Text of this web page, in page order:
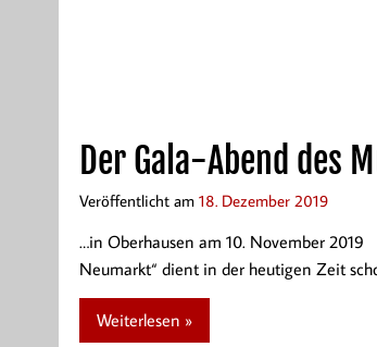
Der Gala-Abend des
Veröffentlicht am 18. Dezember 2019
…in Oberhausen am 10. November 2019
Neumarkt“ dient in der heutigen Zeit
Weiterlesen »